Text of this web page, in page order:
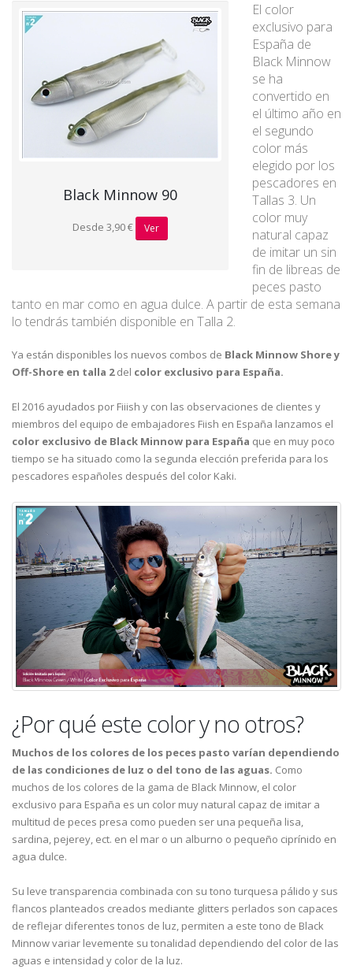
Black Minnow 90
Desde 3,90 € Ver
El color
exclusivo para
España de
Black Minnow
se ha
convertido en
el último año en
el segundo
color más
elegido por los
pescadores en
Tallas 3. Un
color muy
natural capaz
de imitar un sin
fin de libreas de
peces pasto
tanto en mar como en agua dulce. A partir de esta semana
lo tendrás también disponible en Talla 2.
Ya están disponibles los nuevos combos de Black Minnow Shore y
Off-Shore en talla 2del color exclusivo para España.
El 2016 ayudados por Fiiish y con las observaciones de clientes y
miembros del equipo de embajadores Fiish en España lanzamos el
color exclusivo de Black Minnow para España que en muy poco
tiempo se ha situado como la segunda elección preferida para los
pescadores españoles después del color Kaki.
¿Por qué este color y no otros?
Muchos de los colores de los peces pasto varían dependiendo
de las condiciones de luz o del tono de las aguas. Como
muchos de los colores de la gama de Black Minnow, el color
exclusivo para España es un color muy natural capaz de imitar a
multitud de peces presa como pueden ser una pequeña lisa,
sardina, pejerey, ect. en el mar o un alburno o pequeño ciprínido en
agua dulce.
Su leve transparencia combinada con su tono turquesa pálido y sus
flancos planteados creados mediante glitters perlados son capaces
de reflejar diferentes tonos de luz, permiten a este tono de Black
Minnow variar levemente su tonalidad dependiendo del color de las
aguas e intensidad y color de la luz.